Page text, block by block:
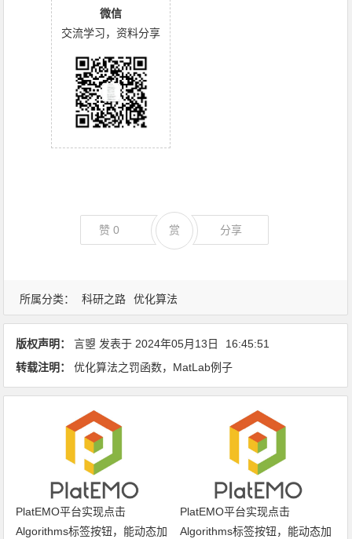
微信
交流学习，资料分享
赞0 分享
赏
所属分类： 科研之路 优化算法
版权声明： 言曌 发表于 2024年05月13日
16:45:51
转载注明：
优化算法之罚函数，MatLab例子
PlatEMO平台实现点击
Algorithms标签按钮，能动态加
PlatEMO平台实现点击
Algorithms标签按钮，能动态加